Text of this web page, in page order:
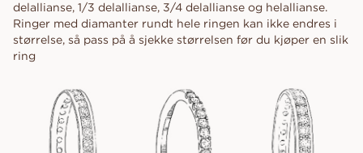
delallianse, 1/3 delallianse, 3/4 delallianse og helallianse.
Ringer med diamanter rundt hele ringen kan ikke endres i
størrelse, så pass på å sjekke størrelsen før du kjøper en slik
ring